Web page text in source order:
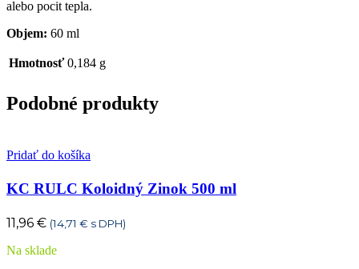
alebo pocit tepla.
Objem: 60 ml
Hmotnosť 0,184 g
Podobné produkty
Pridať do košíka
KC RULC Koloidný Zinok 500 ml
11,96 € (14,71 € s DPH)
Na sklade